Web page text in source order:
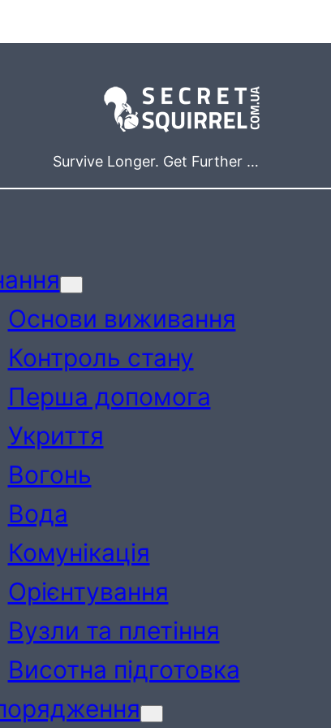
Survive Longer. Get Further …
Основи виживання
Контроль стану
Перша допомога
Укриття
Вогонь
Вода
Комунікація
Орієнтування
Вузли та плетіння
Висотна підготовка